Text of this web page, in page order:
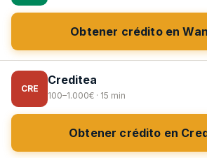
Obtener crédito en
CRE
Creditea
100–1.000€ · 15 min
Obtener crédito en